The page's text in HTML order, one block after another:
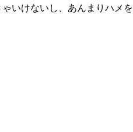
けないし、あんまりハメ